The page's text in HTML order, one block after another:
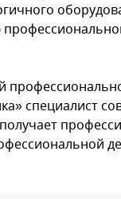
специалист